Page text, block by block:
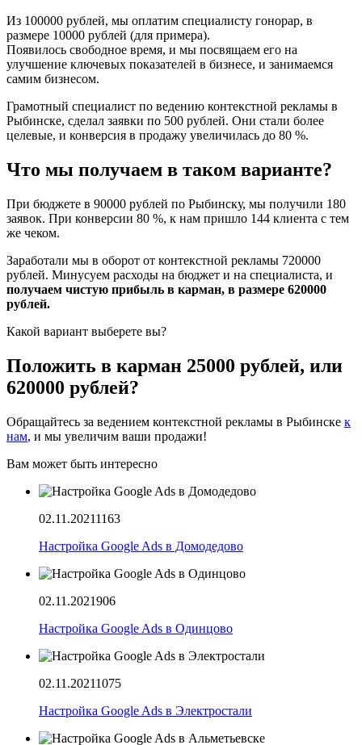
Из 100000 рублей, мы оплатим специалисту гонорар, в
размере 10000 рублей (для примера).
Появилось свободное время, и мы посвящаем его на
улучшение ключевых показателей в бизнесе, и занимаемся
самим бизнесом.
Грамотный специалист по ведению контекстной рекламы в
Рыбинске, сделал заявки по 500 рублей. Они стали более
целевые, и конверсия в продажу увеличилась до 80 %.
Что мы получаем в таком варианте?
При бюджете в 90000 рублей по Рыбинску, мы получили 180
заявок. При конверсии 80 %, к нам пришло 144 клиента с тем
же чеком.
Заработали мы в оборот от контекстной рекламы 720000
рублей. Минусуем расходы на бюджет и на специалиста, и
получаем чистую прибыль в карман, в размере 620000
рублей.
Какой вариант выберете вы?
Положить в карман 25000 рублей, или
620000 рублей?
Обращайтесь за ведением контекстной рекламы в Рыбинске к
нам, и мы увеличим ваши продажи!
Вам может быть интересно
02.11.20211163
Настройка Google Ads в Домодедово
02.11.2021906
Настройка Google Ads в Одинцово
02.11.20211075
Настройка Google Ads в Электростали